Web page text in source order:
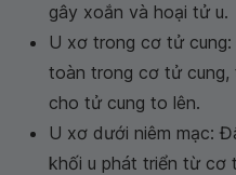
gây xoắn và hoại tử u.
U xơ trong cơ tử
toàn trong cơ tử cung,
cho tử cung to lên.
U xơ dưới niêm mạc:
khối u phát triển từ cơ